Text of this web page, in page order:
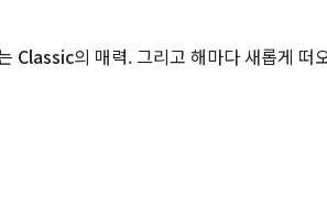
Classic의 매력. 그리고 해마다 새롭게 떠